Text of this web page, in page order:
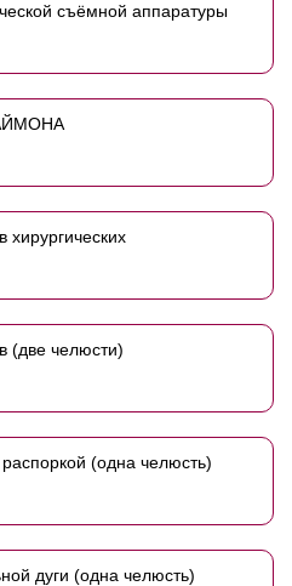
съёмной аппаратуры
хирургических
(две челюсти)
(одна челюсть)
дуги (одна челюсть)